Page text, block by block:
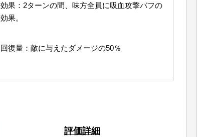
効果：2ターンの間、味方全員に吸血攻撃バフの
効果。
回復量：敵に与えたダメージの50％
評価詳細